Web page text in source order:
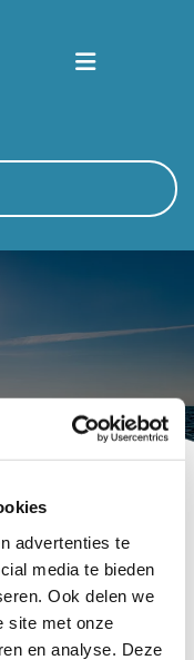
advertenties te
media te bieden
Ook delen we
site met onze
en analyse. Deze
wetenschappelijk
effectieve